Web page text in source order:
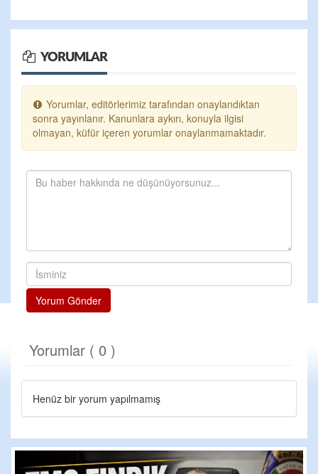
YORUMLAR
Yorumlar, editörlerimiz tarafından onaylandıktan
sonra yayınlanır. Kanunlara aykırı, konuyla ilgisi
olmayan, küfür içeren yorumlar onaylanmamaktadır.
Yorum Gönder
Yorumlar ( 0 )
Henüz bir yorum yapılmamış